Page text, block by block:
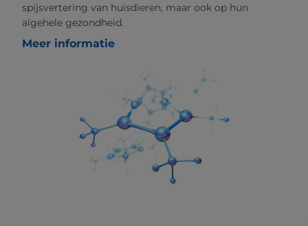
spijsvertering van huisdieren, maar ook op hun
algehele gezondheid.
Meer informatie